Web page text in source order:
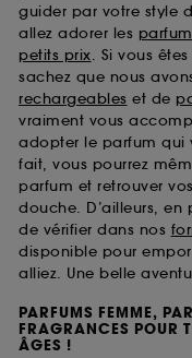
guider par votre style
allez adorer les
petits prix. Si vous
sachez que nous
rechargeables et de
vraiment vous
adopter le parfum qui
fait, vous pourrez
parfum et retrouver
douche. D’ailleurs, en
de vérifier dans nos
disponible pour
alliez. Une belle
PARFUMS FEMME,
FRAGRANCES POUR
ÂGES !